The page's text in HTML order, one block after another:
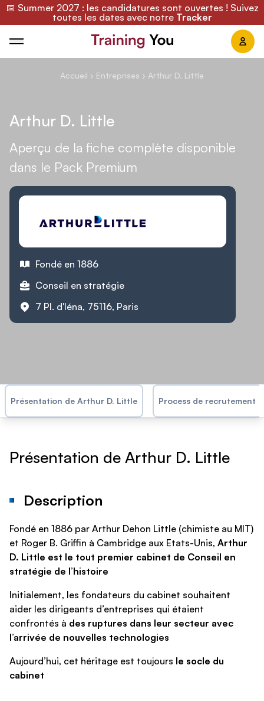
📅 Summer 2027 : les candidatures sont ouvertes ! Suivez
toutes les dates avec notre Tracker
Training You
Accueil › Entreprises › Arthur D. Little
Arthur D. Little
Aperçu de la fiche complète disponible
dans le Pack Premium
Fondé en 1886
Conseil en stratégie
7 Pl. d'Iéna, 75116, Paris
Présentation de Arthur D. Little Process de recrutement
Présentation de Arthur D. Little
Description
Fondé en 1886 par Arthur Dehon Little (chimiste au MIT)
et Roger B. Griffin à Cambridge aux Etats-Unis, Arthur
D. Little est le tout premier cabinet de Conseil en
stratégie de l’histoire
Initialement, les fondateurs du cabinet souhaitent
aider les dirigeants d’entreprises qui étaient
confrontés à des ruptures dans leur secteur avec
l’arrivée de nouvelles technologies
Aujourd’hui, cet héritage est toujours le socle du
cabinet